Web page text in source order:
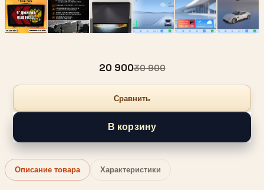
20 90030 900
Сравнить
В корзину
Описание товара Характеристики